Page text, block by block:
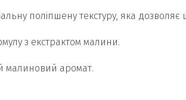
поліпшену текстуру, яка
з екстрактом малини.
малиновий аромат.